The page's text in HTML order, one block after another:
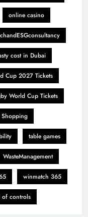
online casino
cost in Dubai
Cup 2027 Tickets
World Cup Tickets
Shopping
table games
WasteManagement
winmatch 365
controls